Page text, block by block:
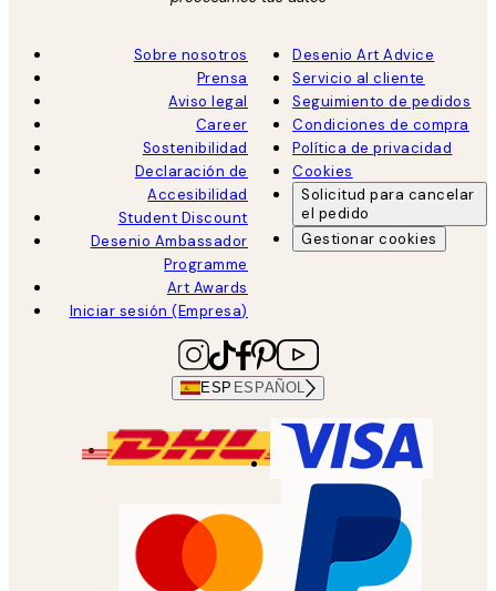
Sobre nosotros
Prensa
Aviso legal
Career
Sostenibilidad
Declaración de
Accesibilidad
Student Discount
Desenio Ambassador
Programme
Art Awards
Iniciar sesión (Empresa)
Desenio Art Advice
Servicio al cliente
Seguimiento de pedidos
Condiciones de compra
Política de privacidad
Cookies
Solicitud para cancelar
el pedido
Gestionar cookies
ESP ESPAÑOL